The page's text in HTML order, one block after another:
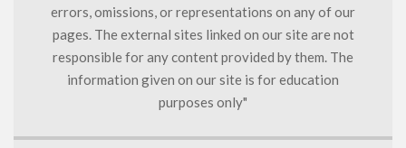
errors, omissions, or representations on any of our
pages. The external sites linked on our site are not
responsible for any content provided by them. The
information given on our site is for education
purposes only"